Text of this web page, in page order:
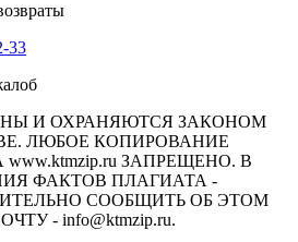
33
И ОХРАНЯЮТСЯ ЗАКОНОМ
ЛЮБОЕ КОПИРОВАНИЕ
ЗАПРЕЩЕНО. В
ФАКТОВ ПЛАГИАТА -
СООБЩИТЬ ОБ ЭТОМ
- info@ktmzip.ru.